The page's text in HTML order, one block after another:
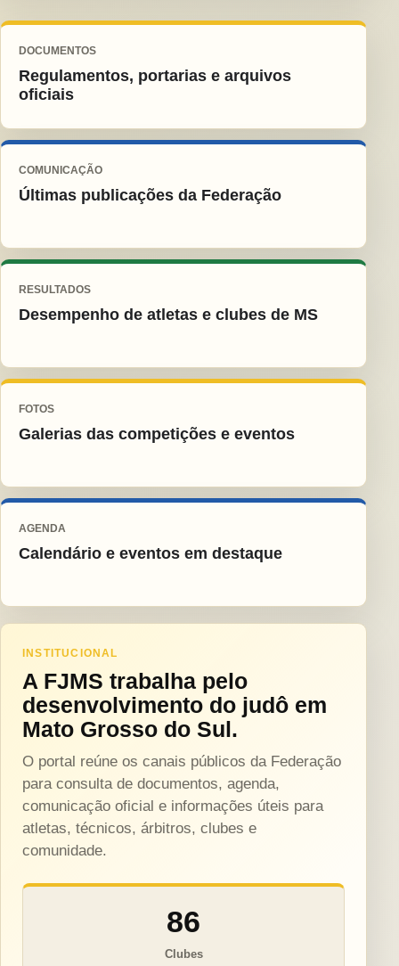
DOCUMENTOS
Regulamentos, portarias e arquivos
oficiais
COMUNICAÇÃO
Últimas publicações da Federação
RESULTADOS
Desempenho de atletas e clubes de MS
FOTOS
Galerias das competições e eventos
AGENDA
Calendário e eventos em destaque
INSTITUCIONAL
A FJMS trabalha pelo
desenvolvimento do judô em
Mato Grosso do Sul.
O portal reúne os canais públicos da Federação
para consulta de documentos, agenda,
comunicação oficial e informações úteis para
atletas, técnicos, árbitros, clubes e
comunidade.
86
Clubes